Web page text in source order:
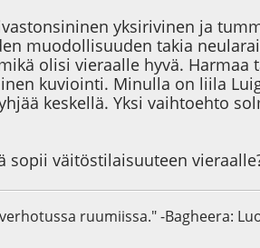
yksirivinen ja
muodollisuuden takia
olisi vieraalle hyvä. Harmaa
kuviointi. Minulla on liila
keskellä. Yksi vaihtoehto
väitöstilaisuuteen
ruumiissa." -Bagheera: